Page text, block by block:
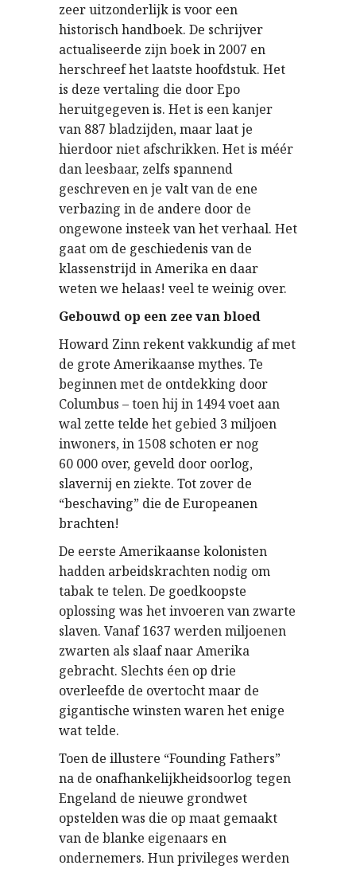
zeer uitzonderlijk is voor een
historisch handboek. De schrijver
actualiseerde zijn boek in 2007 en
herschreef het laatste hoofdstuk. Het
is deze vertaling die door Epo
heruitgegeven is. Het is een kanjer
van 887 bladzijden, maar laat je
hierdoor niet afschrikken. Het is méér
dan leesbaar, zelfs spannend
geschreven en je valt van de ene
verbazing in de andere door de
ongewone insteek van het verhaal. Het
gaat om de geschiedenis van de
klassenstrijd in Amerika en daar
weten we helaas! veel te weinig over.
Gebouwd op een zee van bloed
Howard Zinn rekent vakkundig af met
de grote Amerikaanse mythes. Te
beginnen met de ontdekking door
Columbus – toen hij in 1494 voet aan
wal zette telde het gebied 3 miljoen
inwoners, in 1508 schoten er nog
60 000 over, geveld door oorlog,
slavernij en ziekte. Tot zover de
“beschaving” die de Europeanen
brachten!
De eerste Amerikaanse kolonisten
hadden arbeidskrachten nodig om
tabak te telen. De goedkoopste
oplossing was het invoeren van zwarte
slaven. Vanaf 1637 werden miljoenen
zwarten als slaaf naar Amerika
gebracht. Slechts éen op drie
overleefde de overtocht maar de
gigantische winsten waren het enige
wat telde.
Toen de illustere “Founding Fathers”
na de onafhankelijkheidsoorlog tegen
Engeland de nieuwe grondwet
opstelden was die op maat gemaakt
van de blanke eigenaars en
ondernemers. Hun privileges werden